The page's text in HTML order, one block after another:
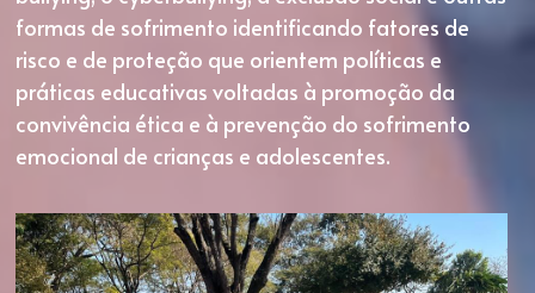
formas de sofrimento identificando fatores de
risco e de proteção que orientem políticas e
práticas educativas voltadas à promoção da
convivência ética e à prevenção do sofrimento
emocional de crianças e adolescentes.